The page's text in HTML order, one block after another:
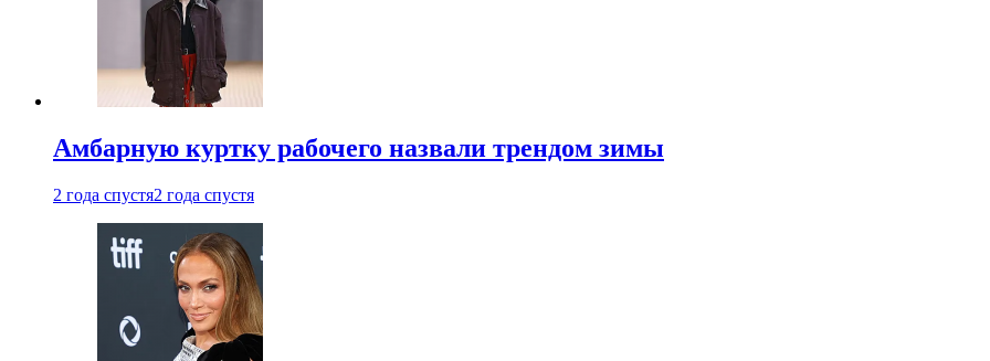
Амбарную куртку рабочего назвали трендом зимы
2 года спустя2 года спустя